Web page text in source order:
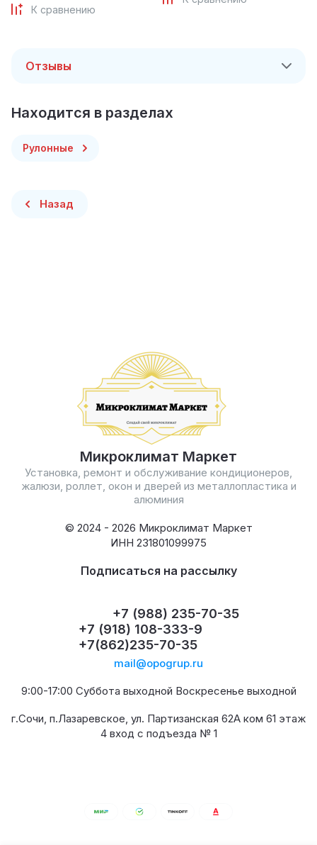
К сравнению
Отзывы
Находится в разделах
Рулонные
Назад
Микроклимат Маркет
Установка, ремонт и обслуживание кондиционеров,
жалюзи, роллет, окон и дверей из металлопластика и
алюминия
© 2024 - 2026 Микроклимат Маркет
ИНН 231801099975
Подписаться на рассылку
+7 (988) 235-70-35
+7 (918) 108-333-9
+7(862)235-70-35
mail@opogrup.ru
9:00-17:00 Суббота выходной Воскресенье выходной
г.Сочи, п.Лазаревское, ул. Партизанская 62А ком 61 этаж
4 вход с подъезда № 1